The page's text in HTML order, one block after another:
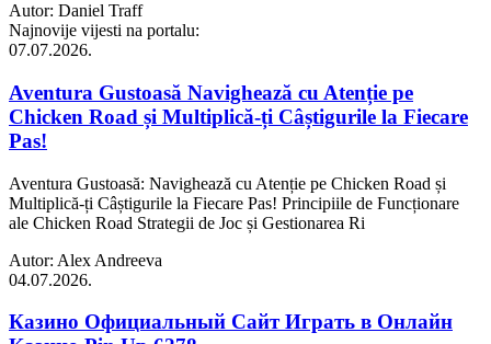
Autor: Daniel Traff
Najnovije vijesti na portalu:
07.07.2026.
Aventura Gustoasă Navighează cu Atenție pe
Chicken Road și Multiplică-ți Câștigurile la Fiecare
Pas!
Aventura Gustoasă: Navighează cu Atenție pe Chicken Road și
Multiplică-ți Câștigurile la Fiecare Pas! Principiile de Funcționare
ale Chicken Road Strategii de Joc și Gestionarea Ri
Autor: Alex Andreeva
04.07.2026.
Казино Официальный Сайт Играть в Онлайн